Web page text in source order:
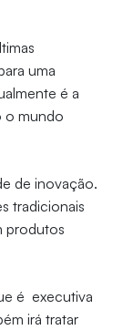
uma
é a
o mundo
de inovação.
tradicionais
produtos
é executiva
irá tratar